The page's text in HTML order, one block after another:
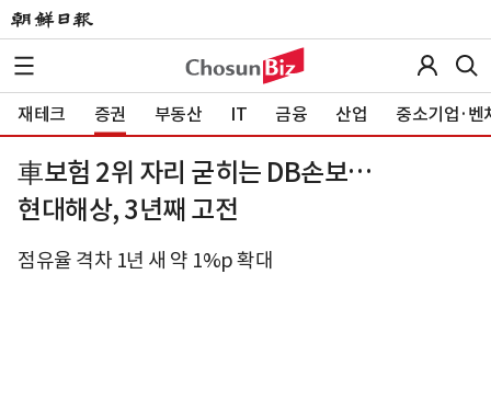
재테크 증권 부동산 IT 금융 산업 중소기업·벤
車보험 2위 자리 굳히는 DB손보…
현대해상, 3년째 고전
점유율 격차 1년 새 약 1%p 확대